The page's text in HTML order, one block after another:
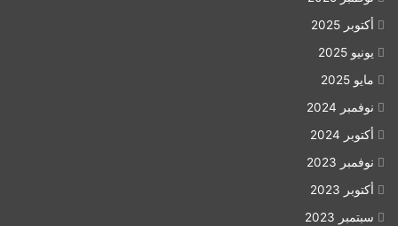
أكتوبر 2025
يونيو 2025
مايو 2025
نوفمبر 2024
أكتوبر 2024
نوفمبر 2023
أكتوبر 2023
سبتمبر 2023